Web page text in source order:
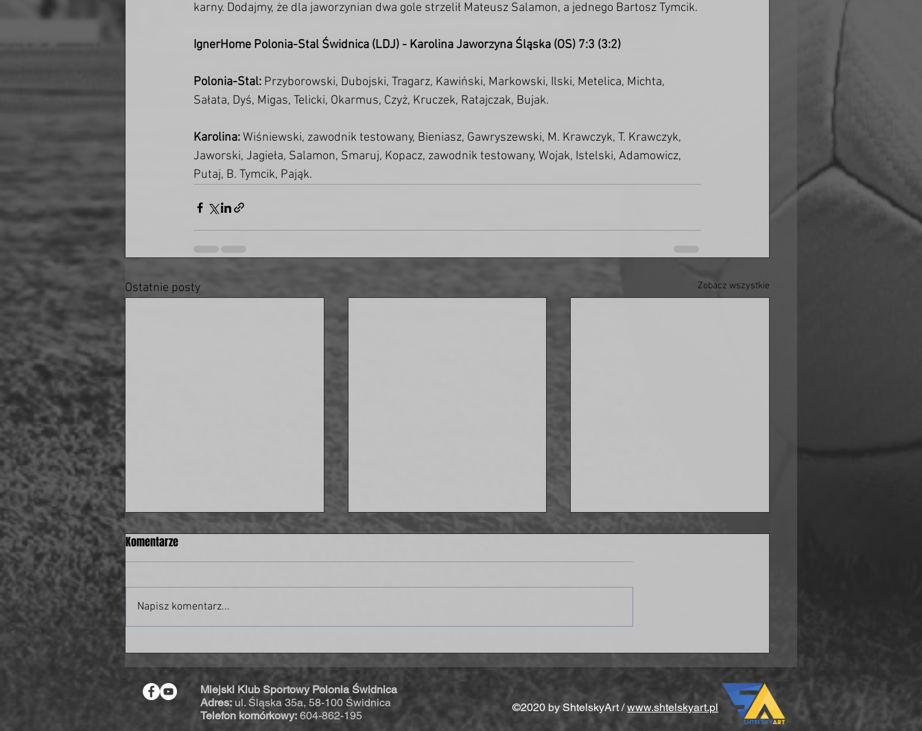
karny. Dodajmy, że dla jaworzynian dwa gole strzelił Mateusz Salamon, a jednego Bartosz Tymcik.
IgnerHome Polonia-Stal Świdnica (LDJ) - Karolina Jaworzyna Śląska (OS) 7:3 (3:2)
Polonia-Stal: Przyborowski, Dubojski, Tragarz, Kawiński, Markowski, Ilski, Metelica, Michta,
Sałata, Dyś, Migas, Telicki, Okarmus, Czyż, Kruczek, Ratajczak, Bujak.
Karolina: Wiśniewski, zawodnik testowany, Bieniasz, Gawryszewski, M. Krawczyk, T. Krawczyk,
Jaworski, Jagieła, Salamon, Smaruj, Kopacz, zawodnik testowany, Wojak, Istelski, Adamowicz,
Putaj, B. Tymcik, Pająk.
Ostatnie posty Zobacz wszystkie
Były piłkarz świdnickiej Polonii w
piłkarskiej kadrze Polski!
Strzelamy osiem goli Delcie - IV
liga coraz bliżej!
Wygrana po problemach w
końcówce
Komentarze
Napisz komentarz...
©2020 by ShtelskyArt /www.shtelskyart.pl
Miejski Klub Sportowy Polonia Świdnica
Adres: ul. Śląska 35a, 58-100 Świdnica
Telefon komórkowy: 604-862-195